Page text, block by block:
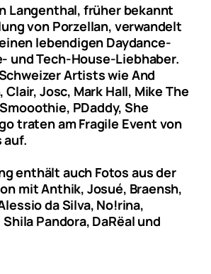
Langenthal, früher bekannt
von Porzellan, verwandelt
lebendigen Daydance-
und Tech-House-Liebhaber.
Artists wie And
Clair, Josc, Mark Hall, Mike The
PDaddy, She
traten am Fragile Event von
auf.
enthält auch Fotos aus der
mit Anthik, Josué, Braensh,
da Silva, No!rina,
Pandora, DaRëal und